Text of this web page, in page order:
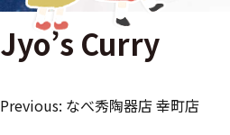
Jyo’s Curry
投
Previous: なべ秀陶器店 幸町店